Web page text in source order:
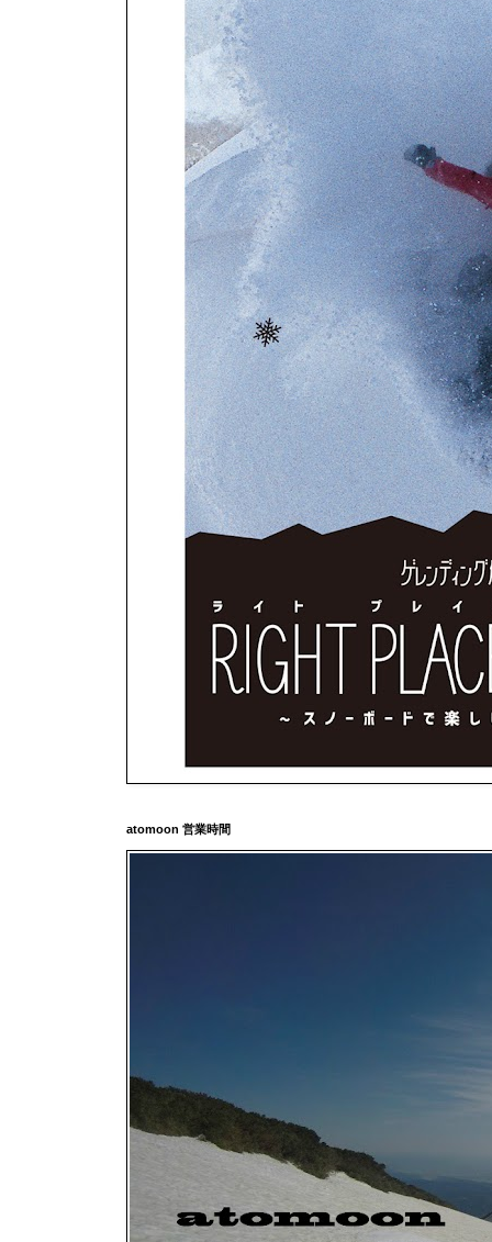
atomoon 営業時間